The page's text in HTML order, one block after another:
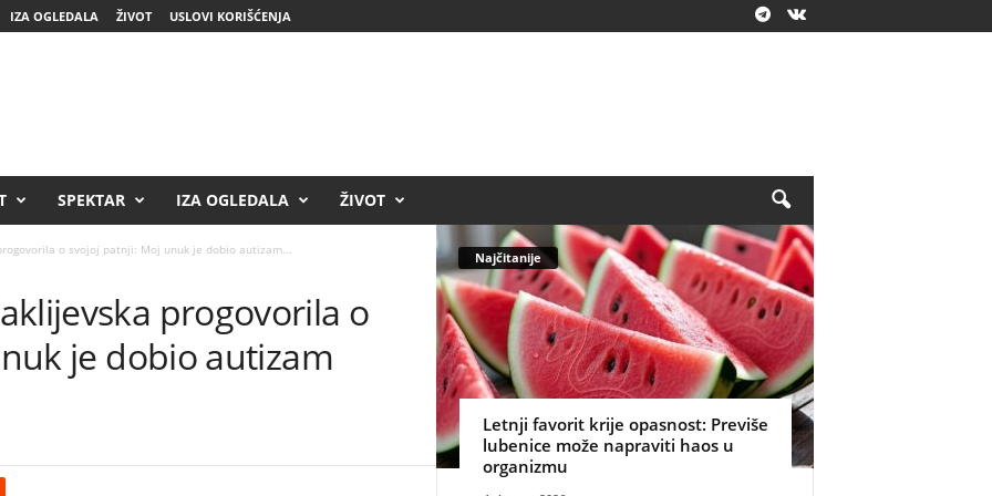
IZA OGLEDALA ŽIVOT USLOVI KORIŠĆENJA
SPEKTAR IZA OGLEDALA ŽIVOT
o svojoj patnji: Moj unuk je dobio autizam...
progovorila o
je dobio autizam
Najčitanije
Letnji favorit krije opasnost: Previše
lubenice može napraviti haos u
organizmu